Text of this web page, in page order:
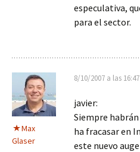
especulativa,
para el sector.
Max
Glaser
8/10/2007 a las 16:47
javier:
Siempre
ha fracasar en
este nuevo